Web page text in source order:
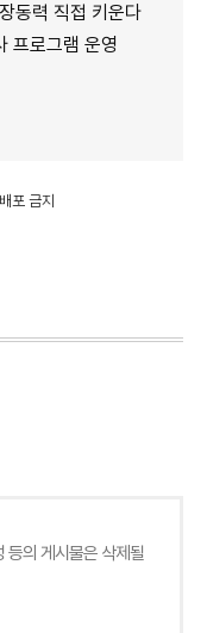
동력 직접 키운다
프로그램 운영
포 금지